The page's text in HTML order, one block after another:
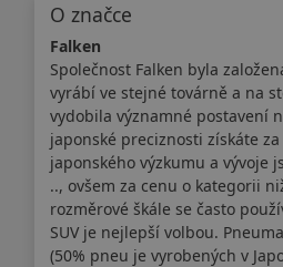
O značce
Falken
Společnost Falken byla
vyrábí ve stejné továrně a na
vydobila významné postavení
japonské preciznosti získáte
japonského výzkumu a vývoje
.., ovšem za cenu o kategorii
rozměrové škále se často
SUV je nejlepší volbou.
(50% pneu je vyrobených v